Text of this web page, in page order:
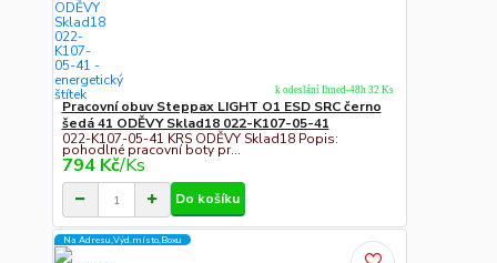
Pracovní obuv Steppax LIGHT O1 ESD SRC černo
šedá 41 ODĚVY Sklad18 022-K107-05-41
022-K107-05-41 KRS ODĚVY Sklad18 Popis:
pohodlné pracovní boty pr...
794 Kč/Ks
k odeslání Ihned-48h 32 Ks
Do košíku
Na Adresu,Výd.místo,Boxu